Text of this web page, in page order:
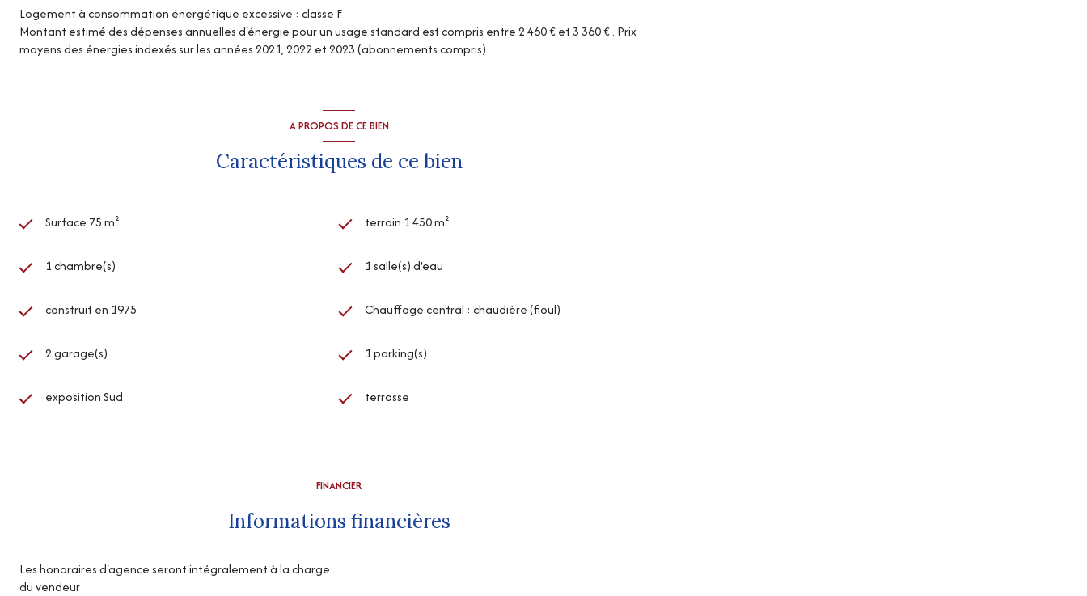
Logement à consommation énergétique excessive : classe F
Montant estimé des dépenses annuelles d'énergie pour un usage standard est compris entre 2 460 € et 3 360 € . Prix
moyens des énergies indexés sur les années 2021, 2022 et 2023 (abonnements compris).
A PROPOS DE CE BIEN
Caractéristiques de ce bien
Surface 75 m² terrain 1 450 m²
1 chambre(s) 1 salle(s) d'eau
construit en 1975 Chauffage central : chaudière (fioul)
2 garage(s) 1 parking(s)
exposition Sud terrasse
FINANCIER
Informations financières
Les honoraires d'agence seront intégralement à la charge
du vendeur